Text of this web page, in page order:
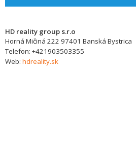
HD reality group s.r.o
Horná Mičiná 222 97401 Banská Bystrica
Telefon: +421903503355
Web: hdreality.sk